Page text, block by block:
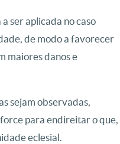
ser aplicada no caso
de modo a favorecer
maiores danos e
sejam observadas,
para endireitar o que,
eclesial.